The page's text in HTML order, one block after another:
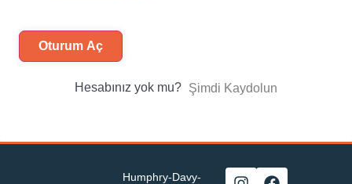
Oturum Aç
Hesabınız yok mu? Şimdi Kaydolun
Humphry-Davy-